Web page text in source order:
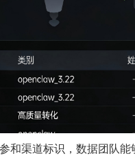
和渠道标识，数据团队